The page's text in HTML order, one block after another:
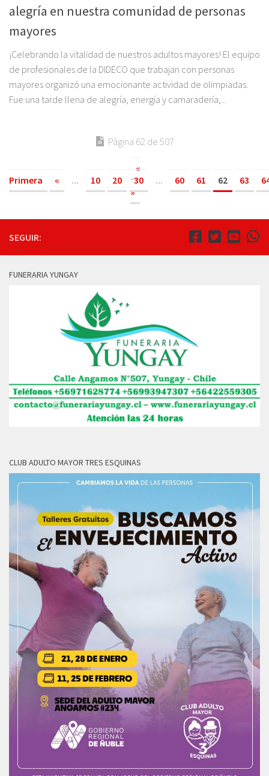
alegría en nuestra comunidad de personas
mayores
¡Celebrando la vitalidad de nuestros adultos mayores! El equipo
de profesionales de la DIDECO que trabajan con personas
mayores organizó una emocionante actividad de olimpiadas.
Fue una tarde llena de alegría, energía y camaradería,...
Página 62 de 507
«
Primera
« ... 10 20 30 ... 60 61 62 63
»
SEGUIR:
FUNERARIA YUNGAY
CLUB ADULTO MAYOR TRES ESQUINAS